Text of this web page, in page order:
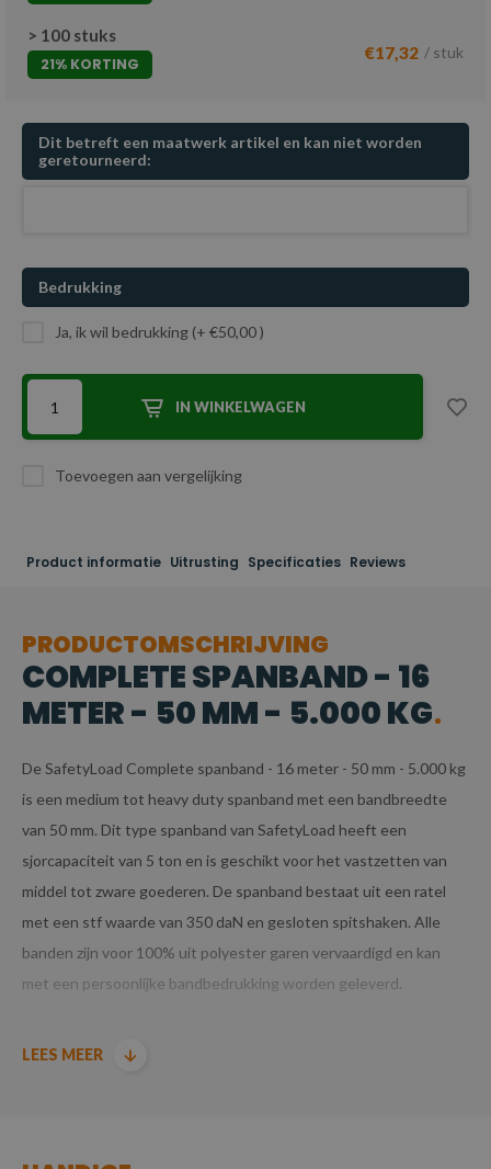
> 100 stuks
21% KORTING
€17,32 / stuk
Dit betreft een maatwerk artikel en kan niet worden
geretourneerd:
Bedrukking
Ja, ik wil bedrukking (+ €50,00 )
IN WINKELWAGEN
Toevoegen aan vergelijking
Product informatie Uitrusting Specificaties Reviews
PRODUCTOMSCHRIJVING
COMPLETE SPANBAND - 16
METER - 50 MM - 5.000 KG
De SafetyLoad Complete spanband - 16 meter - 50 mm - 5.000 kg
is een medium tot heavy duty spanband met een bandbreedte
van 50 mm. Dit type spanband van SafetyLoad heeft een
sjorcapaciteit van 5 ton en is geschikt voor het vastzetten van
middel tot zware goederen. De spanband bestaat uit een ratel
met een stf waarde van 350 daN en gesloten spitshaken. Alle
banden zijn voor 100% uit polyester garen vervaardigd en kan
met een persoonlijke bandbedrukking worden geleverd.
geleverd zijn TUV/GS gecertificeerd.
LEES MEER